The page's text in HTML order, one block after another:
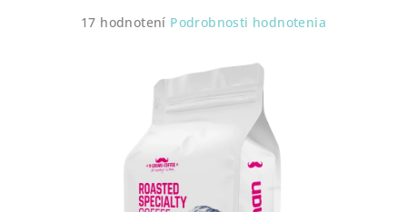
Priemerné
hviezdičiek.
17 hodnotení Podrobnosti hodnotenia